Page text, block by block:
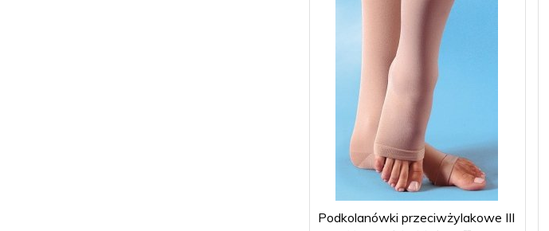
Podkolanówki przeciwżylakowe III